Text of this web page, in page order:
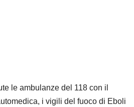
le ambulanze del 118 con il
i vigili del fuoco di Eboli